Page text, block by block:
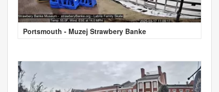
Portsmouth - Muzej Strawbery Banke